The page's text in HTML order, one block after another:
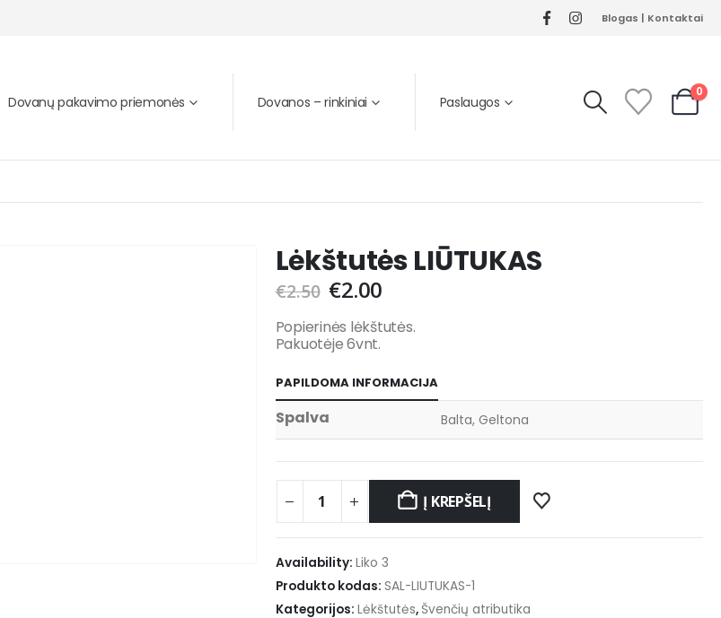
Blogas | Kontaktai
Dovanų pakavimo priemonės Dovanos – rinkiniai Paslaugos
0
Lėkštutės LIŪTUKAS
€2.50 €2.00
Popierinės lėkštutės.
Pakuotėje 6vnt.
PAPILDOMA INFORMACIJA
Spalva Balta, Geltona
Į KREPŠELĮ
Availability: Liko 3
Produkto kodas: SAL-LIUTUKAS-1
Kategorijos: Lėkštutės, Švenčių atributika